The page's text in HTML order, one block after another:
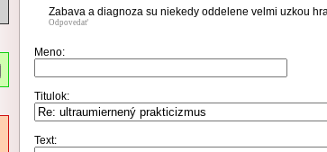
Zabava a diagnoza su niekedy oddelene velmi uzkou
Odpovedať
Meno:
Titulok:
Text: